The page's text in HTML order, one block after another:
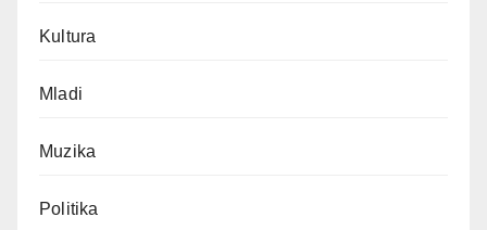
Kultura
Mladi
Muzika
Politika